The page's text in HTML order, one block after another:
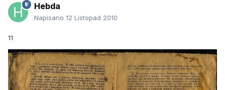
Hebda
Napisano 12 Listopad 2010
11